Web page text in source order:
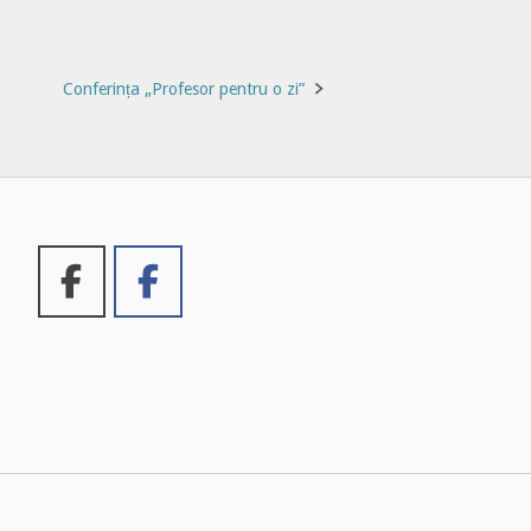
Conferința „Profesor pentru o zi”